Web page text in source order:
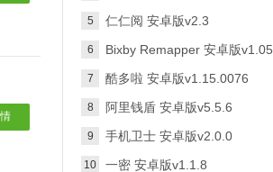
ftpsyncer(ftp文件同步软
件)v1.1.0绿色版
FlashFXP免费版v5.4.0.3970中
文绿色版
FtpSyncer(FTP文件同步软
件)v1.1绿色版
5 仁仁阅 安卓版v2.3
6 Bixby Remapper 安卓版v1.05
7 酷多啦 安卓版v1.15.0076
8 阿里钱盾 安卓版v5.5.6
9 手机卫士 安卓版v2.0.0
10 一密 安卓版v1.1.8